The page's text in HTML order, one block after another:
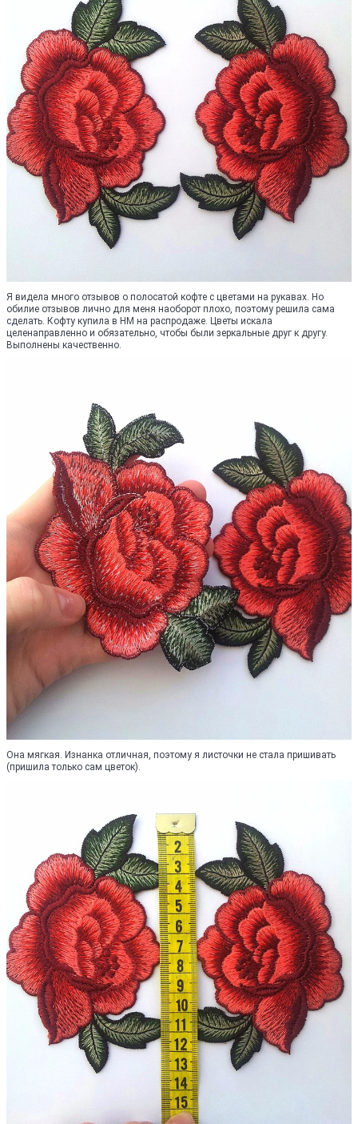
Я видела много отзывов о полосатой кофте с цветами на рукавах. Но
обилие отзывов лично для меня наоборот плохо, поэтому решила сама
сделать. Кофту купила в НМ на распродаже. Цветы искала
целенаправленно и обязательно, чтобы были зеркальные друг к другу.
Выполнены качественно.
Она мягкая. Изнанка отличная, поэтому я листочки не стала пришивать
(пришила только сам цветок).